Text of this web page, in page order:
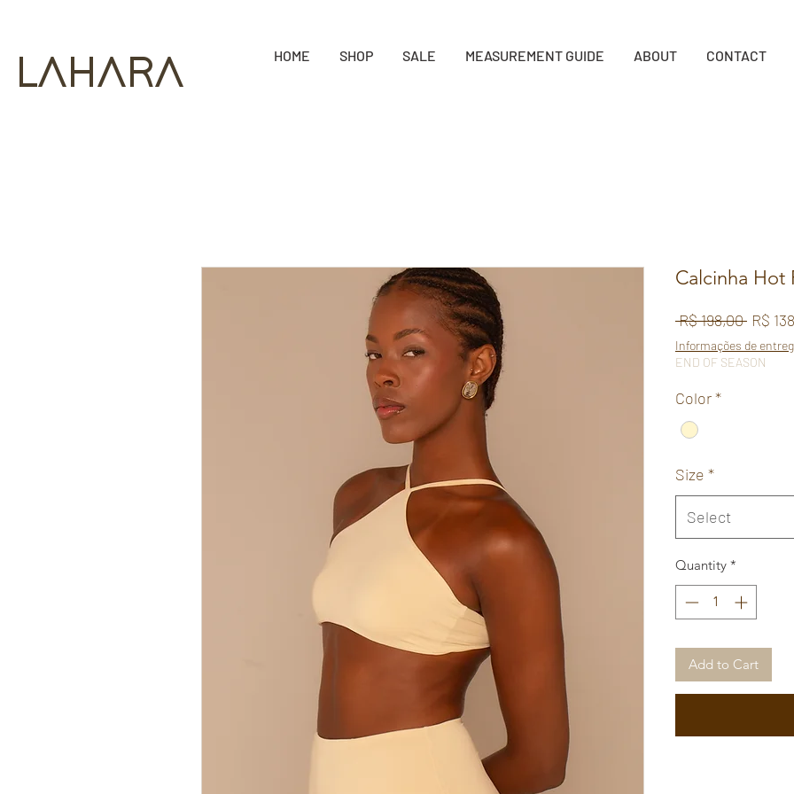
LAHARA HOME SHOP SALE MEASUREMENT GUIDE ABOUT CONTACT
Calcinha Hot
R$ 198,00
Price
R$
Informações de
END OF SEASON
Color*
Size *
Select
Quantity *
Add to Cart